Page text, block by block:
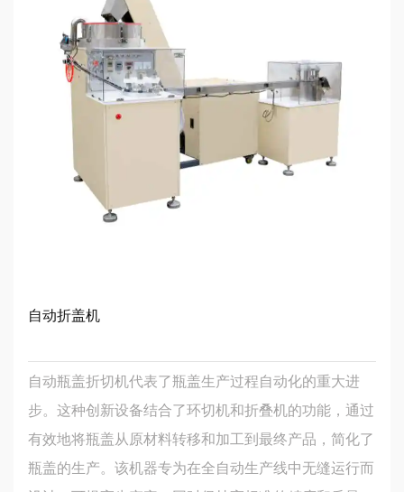
自动折盖机
自动瓶盖折切机代表了瓶盖生产过程自动化的重大进
步。这种创新设备结合了环切机和折叠机的功能，通过
有效地将瓶盖从原材料转移和加工到最终产品，简化了
瓶盖的生产。该机器专为在全自动生产线中无缝运行而